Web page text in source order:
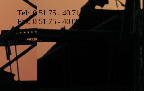
Tel: 0 51 75 - 40 71
Fax: 0 51 75 - 40 09
info@biermann-baustoffe.de